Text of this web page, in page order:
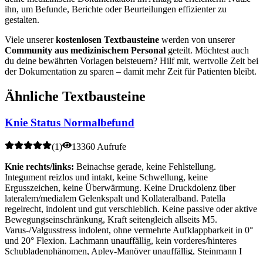
ihn, um Befunde, Berichte oder Beurteilungen effizienter zu
gestalten.
Viele unsererkostenlosen Textbausteine werden von unserer
Community aus medizinischem Personal geteilt. Möchtest auch
du deine bewährten Vorlagen beisteuern? Hilf mit, wertvolle Zeit bei
der Dokumentation zu sparen – damit mehr Zeit für Patienten bleibt.
Ähnliche Textbausteine
Knie Status Normalbefund
(1)
13360 Aufrufe
Knie rechts/links: Beinachse gerade, keine Fehlstellung.
Integument reizlos und intakt, keine Schwellung, keine
Ergusszeichen, keine Überwärmung. Keine Druckdolenz über
lateralem/medialem Gelenkspalt und Kollateralband. Patella
regelrecht, indolent und gut verschieblich. Keine passive oder aktive
Bewegungseinschränkung, Kraft seitengleich allseits M5.
Varus-/Valgusstress indolent, ohne vermehrte Aufklappbarkeit in 0°
und 20° Flexion. Lachmann unauffällig, kein vorderes/hinteres
Schubladenphänomen, Apley-Manöver unauffällig, Steinmann I